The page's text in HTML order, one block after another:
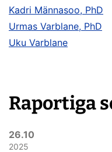
Kadri Männasoo, PhD
Urmas Varblane, PhD
Uku Varblane
Raportiga
26.10
2025